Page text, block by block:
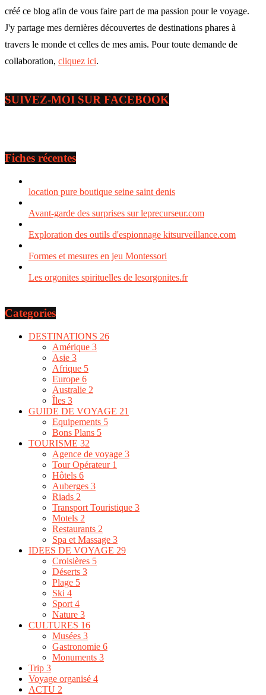
créé ce blog afin de vous faire part de ma passion pour le voyage.
J'y partage mes dernières découvertes de destinations phares à
travers le monde et celles de mes amis. Pour toute demande de
collaboration, cliquez ici.
SUIVEZ-MOI SUR FACEBOOK
Fiches récentes
location pure boutique seine saint denis
Avant-garde des surprises sur leprecurseur.com
Exploration des outils d'espionnage kitsurveillance.com
Formes et mesures en jeu Montessori
Les orgonites spirituelles de lesorgonites.fr
Categories
DESTINATIONS 26
Amérique 3
Asie 3
Afrique 5
Europe 6
Australie 2
Îles 3
GUIDE DE VOYAGE 21
Equipements 5
Bons Plans 5
TOURISME 32
Agence de voyage 3
Tour Opérateur 1
Hôtels 6
Auberges 3
Riads 2
Transport Touristique 3
Motels 2
Restaurants 2
Spa et Massage 3
IDEES DE VOYAGE 29
Croisières 5
Déserts 3
Plage 5
Ski 4
Sport 4
Nature 3
CULTURES 16
Musées 3
Gastronomie 6
Monuments 3
Trip 3
Voyage organisé 4
ACTU 2